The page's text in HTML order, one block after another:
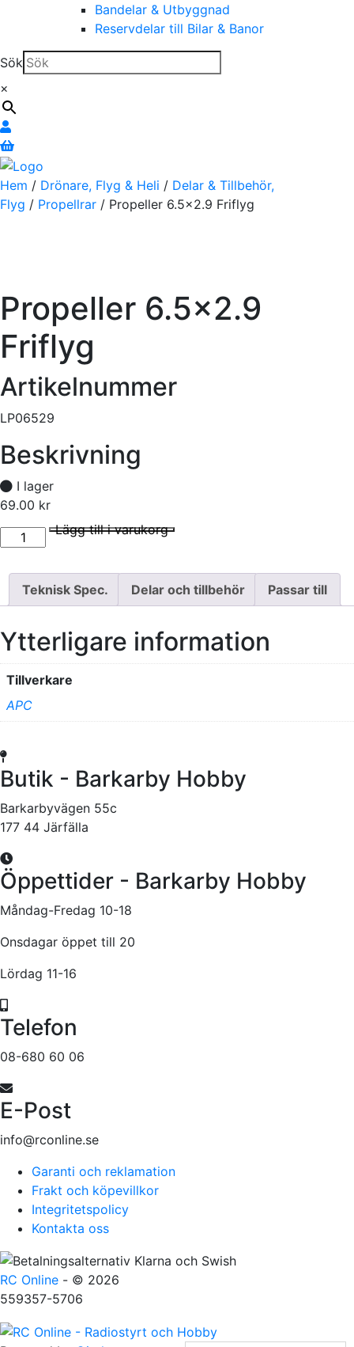
Bandelar & Utbyggnad
Reservdelar till Bilar & Banor
Sök
×
Hem / Drönare, Flyg & Heli / Delar & Tillbehör,
Flyg / Propellrar / Propeller 6.5×2.9 Friflyg
Propeller 6.5×2.9
Friflyg
Artikelnummer
LP06529
Beskrivning
I lager
69.00 kr
I lager
Propeller 6.5x2.9 Friflyg mängd Lägg till i varukorg
Teknisk Spec. Delar och tillbehör Passar till
Ytterligare information
Tillverkare
APC
Butik - Barkarby Hobby
Barkarbyvägen 55c
177 44 Järfälla
Öppettider - Barkarby Hobby
Måndag-Fredag 10-18
Onsdagar öppet till 20
Lördag 11-16
Telefon
08-680 60 06
E-Post
info@rconline.se
Garanti och reklamation
Frakt och köpevillkor
Integritetspolicy
Kontakta oss
RC Online - © 2026
559357-5706